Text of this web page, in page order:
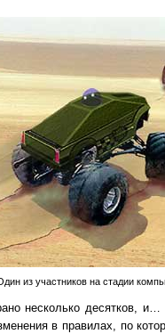
из участников на стадии
несколько десятков, и…
в правилах, по